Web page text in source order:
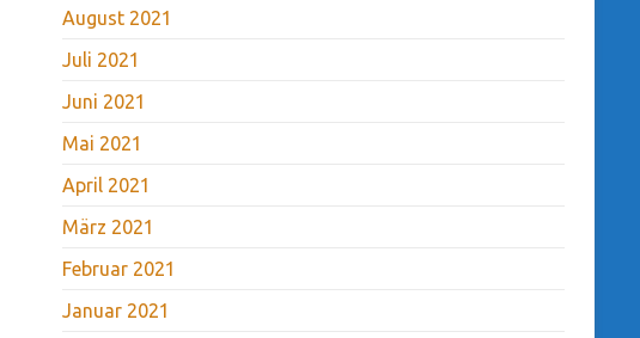
August 2021
Juli 2021
Juni 2021
Mai 2021
April 2021
März 2021
Februar 2021
Januar 2021